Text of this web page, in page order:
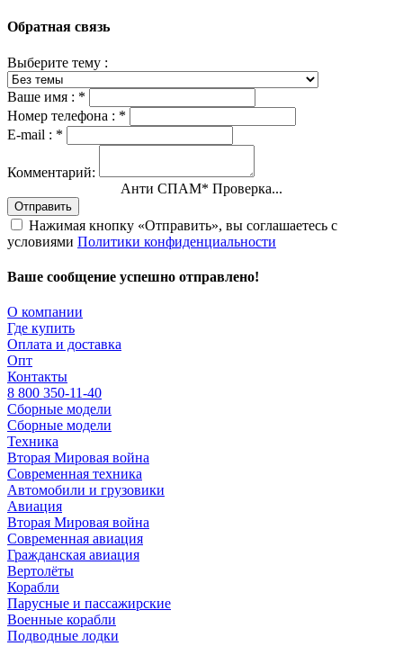
Обратная связь
Выберите тему :
Ваше имя : *
Номер телефона : *
E-mail : *
Комментарий:
Анти СПАМ* Проверка...
Отправить
Нажимая кнопку «Отправить», вы соглашаетесь с
условиями Политики конфиденциальности
Ваше сообщение успешно отправлено!
О компании
Где купить
Оплата и доставка
Опт
Контакты
8 800 350-11-40
Сборные модели
Сборные модели
Техника
Вторая Мировая война
Современная техника
Автомобили и грузовики
Авиация
Вторая Мировая война
Современная авиация
Гражданская авиация
Вертолёты
Корабли
Парусные и пассажирские
Военные корабли
Подводные лодки